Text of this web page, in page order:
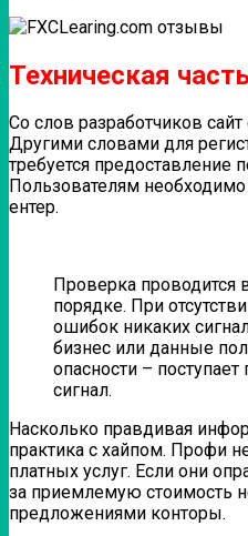
Техническая
Со слов разработчиков
Другими словами для
требуется предоставление
Пользователям
ентер.
Проверка проводится
порядке. При
ошибок никаких
бизнес или данные
опасности –
сигнал.
Насколько правдивая
практика с хайпом. Профи
платных услуг. Если они
за приемлемую стоимость
предложениями конторы.